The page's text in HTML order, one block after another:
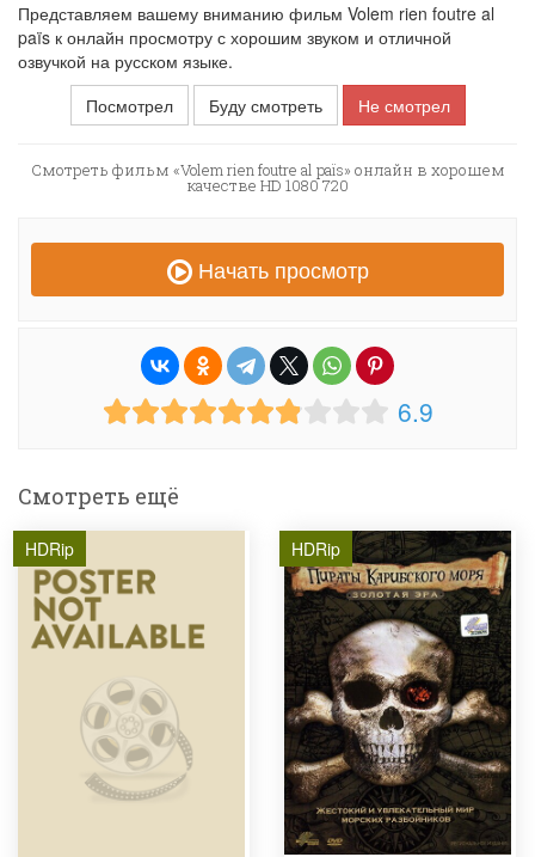
Представляем вашему вниманию фильм Volem rien foutre al
païs к онлайн просмотру с хорошим звуком и отличной
озвучкой на русском языке.
Посмотрел
Буду смотреть Не смотрел
Смотреть фильм «Volem rien foutre al païs» онлайн в хорошем
качестве HD 1080 720
Начать просмотр
6.9
Смотреть ещё
HDRip HDRip